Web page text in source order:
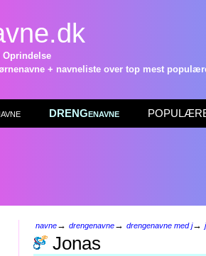
Oprindelse
+ navneliste over top mest
DRENGenavne
navne→ drengenavne→ drengenavne med j→
Jonas